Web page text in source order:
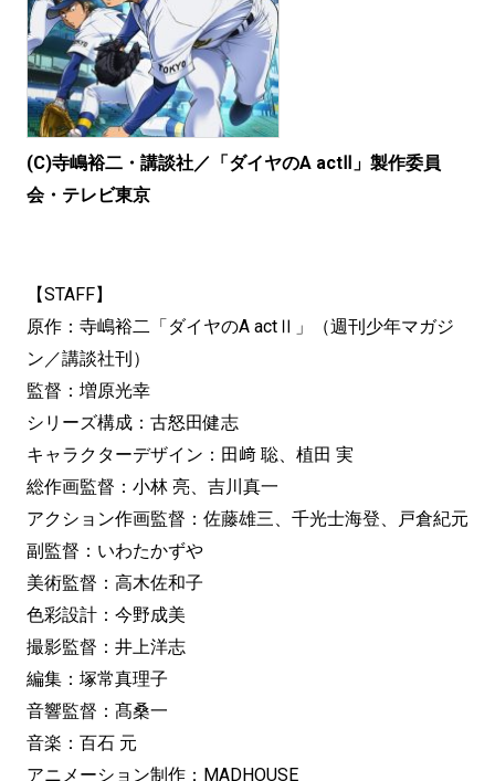
(C)寺嶋裕二・講談社／「ダイヤのA actⅡ」製作委員
会・テレビ東京
【STAFF】
原作：寺嶋裕二「ダイヤのA actⅡ」（週刊少年マガジ
ン／講談社刊）
監督：増原光幸
シリーズ構成：古怒田健志
キャラクターデザイン：田﨑 聡、植田 実
総作画監督：小林 亮、吉川真一
アクション作画監督：佐藤雄三、千光士海登、戸倉紀元
副監督：いわたかずや
美術監督：高木佐和子
色彩設計：今野成美
撮影監督：井上洋志
編集：塚常真理子
音響監督：髙桑一
音楽：百石 元
アニメーション制作：MADHOUSE